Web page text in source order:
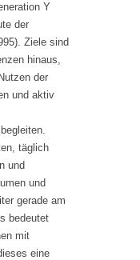
Y
der
Ziele sind
hinaus,
der
und aktiv
täglich
und
und
gerade am
bedeutet
mit
eine